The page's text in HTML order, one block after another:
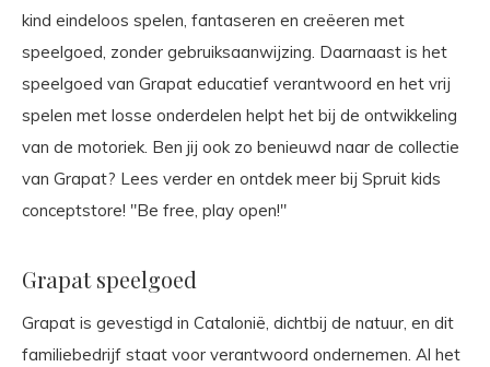
kind eindeloos spelen, fantaseren en creëeren met
speelgoed, zonder gebruiksaanwijzing. Daarnaast is het
speelgoed van Grapat educatief verantwoord en het vrij
spelen met losse onderdelen helpt het bij de ontwikkeling
van de motoriek. Ben jij ook zo benieuwd naar de collectie
van Grapat? Lees verder en ontdek meer bij Spruit kids
conceptstore! "Be free, play open!"
Grapat speelgoed
Grapat is gevestigd in Catalonië, dichtbij de natuur, en dit
familiebedrijf staat voor verantwoord ondernemen. Al het